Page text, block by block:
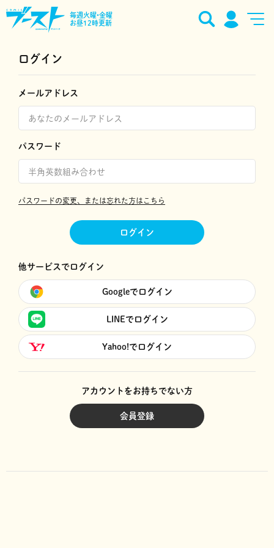
毎週火曜•金曜
お昼12時更新
ログイン
メールアドレス
パスワード
パスワードの変更、または忘れた方はこちら
ログイン
他サービスでログイン
Googleでログイン
LINEでログイン
Yahoo!でログイン
アカウントをお持ちでない方
会員登録